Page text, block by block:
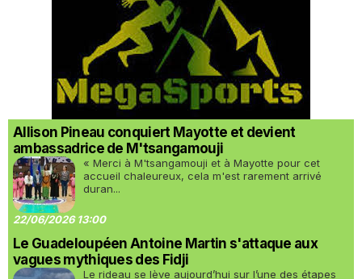
Allison Pineau conquiert Mayotte et devient
ambassadrice de M'tsangamouji
« Merci à M'tsangamouji et à Mayotte pour cet
accueil chaleureux, cela m'est rarement arrivé
duran...
22/06/2026 13:00
Le Guadeloupéen Antoine Martin s'attaque aux
vagues mythiques des Fidji
Le rideau se lève aujourd’hui sur l’une des étapes